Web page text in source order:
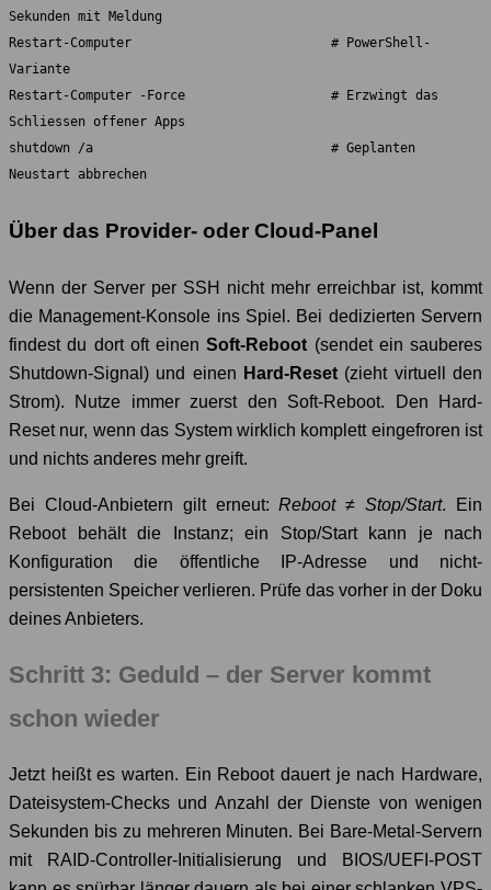
Sekunden mit Meldung
Restart-Computer                          # PowerShell-
Variante
Restart-Computer -Force                   # Erzwingt das
Schliessen offener Apps
shutdown /a                               # Geplanten
Neustart abbrechen
Über das Provider- oder Cloud-Panel
Wenn der Server per SSH nicht mehr erreichbar ist, kommt
die Management-Konsole ins Spiel. Bei dedizierten Servern
findest du dort oft einenSoft-Reboot (sendet ein sauberes
Shutdown-Signal) und einen Hard-Reset (zieht virtuell den
Strom). Nutze immer zuerst den Soft-Reboot. Den Hard-
Reset nur, wenn das System wirklich komplett eingefroren ist
und nichts anderes mehr greift.
Bei Cloud-Anbietern gilt erneut:Reboot≠Stop/Start. Ein
Reboot behält die Instanz; ein Stop/Start kann je nach
Konfiguration die öffentliche IP-Adresse und nicht-
persistenten Speicher verlieren. Prüfe das vorher in der Doku
deines Anbieters.
Schritt 3: Geduld – der Server kommt
schon wieder
Jetzt heißt es warten. Ein Reboot dauert je nach Hardware,
Dateisystem-Checks und Anzahl der Dienste von wenigen
Sekunden bis zu mehreren Minuten. Bei Bare-Metal-Servern
mit RAID-Controller-Initialisierung und BIOS/UEFI-POST